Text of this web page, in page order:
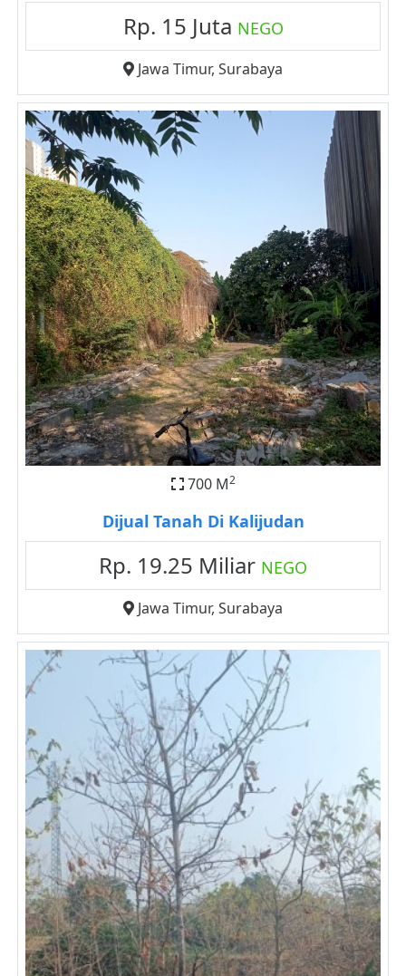
Rp. 15 Juta NEGO
Jawa Timur, Surabaya
700 M2
Dijual Tanah Di Kalijudan
Rp. 19.25 Miliar NEGO
Jawa Timur, Surabaya